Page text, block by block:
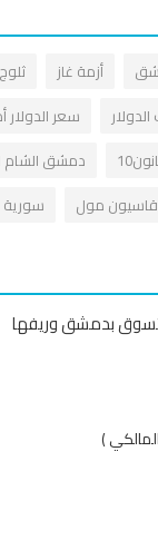
أزمة غاز ثلوج
سعر الدولار أمام
دمشق الشام
مول سورية
بدمشق وريفها
)